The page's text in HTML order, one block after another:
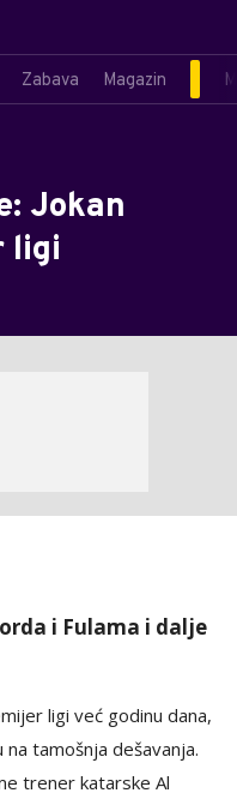
Zabava Magazin
Jokan
ligi
i Fulama i dalje
ligi već godinu dana,
tamošnja dešavanja.
trener katarske Al